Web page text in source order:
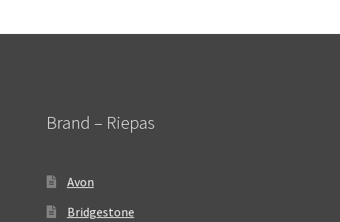
Brand – Riepas
Avon
Bridgestone